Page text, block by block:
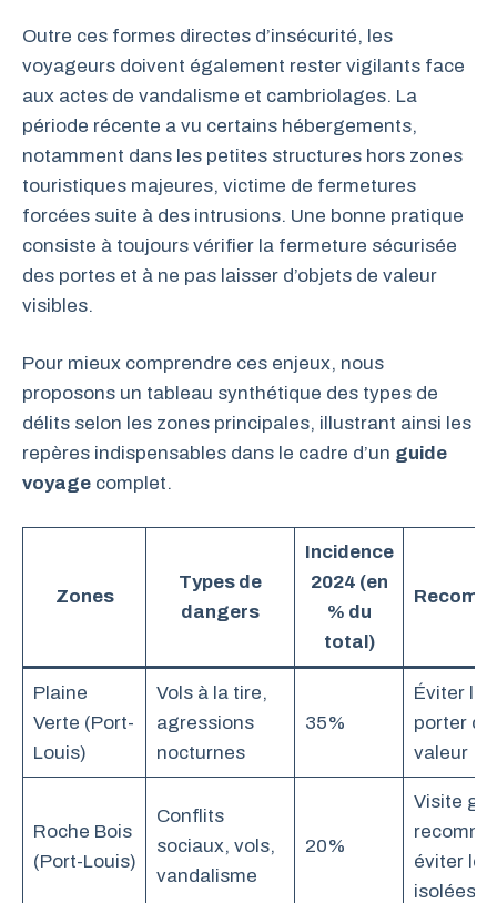
Outre ces formes directes d’insécurité, les
voyageurs doivent également rester vigilants face
aux actes de vandalisme et cambriolages. La
période récente a vu certains hébergements,
notamment dans les petites structures hors zones
touristiques majeures, victime de fermetures
forcées suite à des intrusions. Une bonne pratique
consiste à toujours vérifier la fermeture sécurisée
des portes et à ne pas laisser d’objets de valeur
visibles.
Pour mieux comprendre ces enjeux, nous
proposons un tableau synthétique des types de
délits selon les zones principales, illustrant ainsi les
repères indispensables dans le cadre d’un guide
voyage complet.
Zones
Types de
dangers
Incidence
2024 (en
% du
total)
Plaine
Verte (Port-
Louis)
Vols à la tire,
agressions
nocturnes
35%
Éviter la
porter
valeur
Roche Bois
(Port-Louis)
Conflits
sociaux, vols,
vandalisme
20%
Visite
éviter
isolées